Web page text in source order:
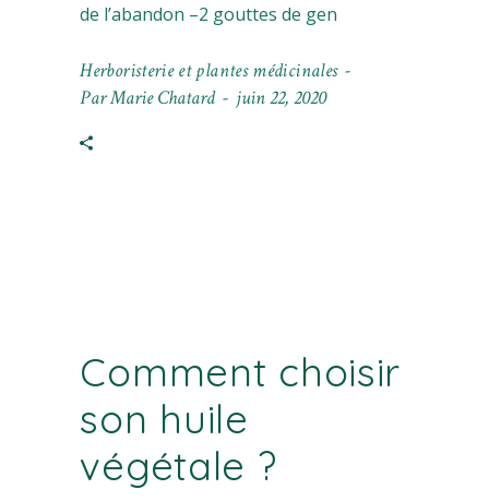
de l’abandon –2 gouttes de gen
Herboristerie et plantes médicinales
ParMarie Chatard juin 22, 2020
Comment choisir
son huile
végétale ?